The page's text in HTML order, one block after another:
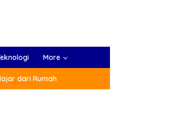
More
dari Rumah